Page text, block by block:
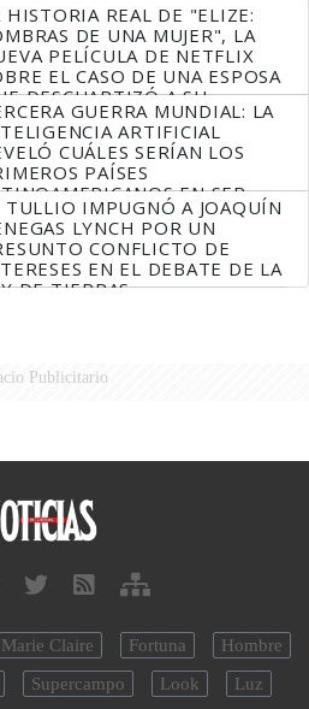
HISTORIA REAL DE "ELIZE:
DE UNA MUJER", LA
PELÍCULA DE NETFLIX
EL CASO DE UNA ESPOSA
DESCUARTIZÓ A SU
GUERRA MUNDIAL: LA
ARTIFICIAL
CUÁLES SERÍAN LOS
PAÍSES
EN SER
TULLIO IMPUGNÓ A JOAQUÍN
LYNCH POR UN
CONFLICTO DE
EN EL DEBATE DE LA
DE TIERRAS
Publicitario
Marie Claire Fortuna
Hombre
Supercampo Look Luz